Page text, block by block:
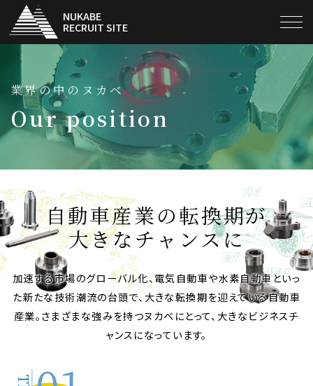
NUKABE
RECRUIT SITE
当社の仕事
当社と他社 ここが違う!!
数値で見るヌカベ
ヌカベ世代感
採用担当メッセージ
人づくり/組織づくり
採用情報
業界の中のヌカベ
Our position
自動車産業の転換期が
大きなチャンスに
加速する市場のグローバル化、電気自動車や水素自動車といっ
た新たな技術潮流の台頭で、大きな転換期を迎えている自動車
産業。さまざまな強みを持つヌカベにとって、 大きなビジネスチ
ャンスになっています。